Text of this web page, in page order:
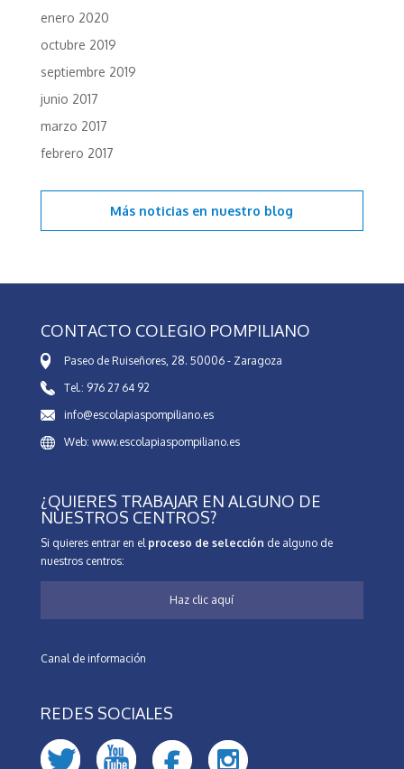
enero 2020
octubre 2019
septiembre 2019
junio 2017
marzo 2017
febrero 2017
Más noticias en nuestro blog
CONTACTO COLEGIO POMPILIANO
Paseo de Ruiseñores, 28. 50006 - Zaragoza
Tel.: 976 27 64 92
info@escolapiaspompiliano.es
Web: www.escolapiaspompiliano.es
¿QUIERES TRABAJAR EN ALGUNO DE
NUESTROS CENTROS?
Si quieres entrar en el proceso de selección de alguno de
nuestros centros:
Haz clic aquí
Canal de información
REDES SOCIALES